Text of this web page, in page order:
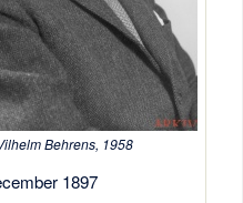
Behrens, 1958
1897